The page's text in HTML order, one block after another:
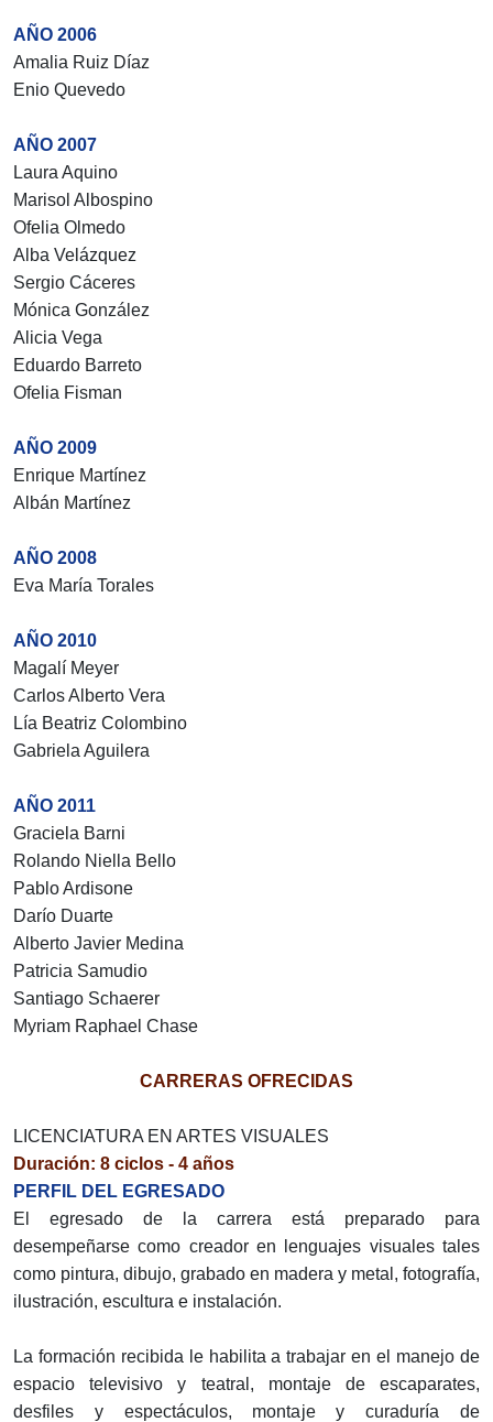
AÑO 2006
Amalia Ruiz Díaz
Enio Quevedo
AÑO 2007
Laura Aquino
Marisol Albospino
Ofelia Olmedo
Alba Velázquez
Sergio Cáceres
Mónica González
Alicia Vega
Eduardo Barreto
Ofelia Fisman
AÑO 2009
Enrique Martínez
Albán Martínez
AÑO 2008
Eva María Torales
AÑO 2010
Magalí Meyer
Carlos Alberto Vera
Lía Beatriz Colombino
Gabriela Aguilera
AÑO 2011
Graciela Barni
Rolando Niella Bello
Pablo Ardisone
Darío Duarte
Alberto Javier Medina
Patricia Samudio
Santiago Schaerer
Myriam Raphael Chase
CARRERAS OFRECIDAS
LICENCIATURA EN ARTES VISUALES
Duración: 8 ciclos - 4 años
PERFIL DEL EGRESADO
El egresado de la carrera está preparado para
desempeñarse como creador en lenguajes visuales tales
como pintura, dibujo, grabado en madera y metal, fotografía,
ilustración, escultura e instalación.
La formación recibida le habilita a trabajar en el manejo de
espacio televisivo y teatral, montaje de escaparates,
desfiles y espectáculos, montaje y curaduría de